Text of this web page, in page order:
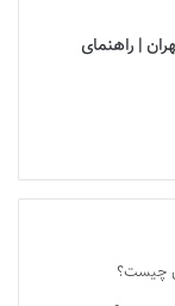
| راهنمای
چیست؟